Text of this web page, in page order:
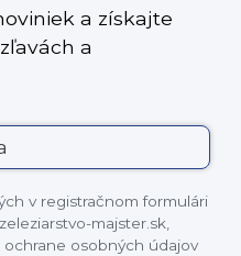
a získajte
a
v registračnom formulári
majster.sk,
osobných údajov